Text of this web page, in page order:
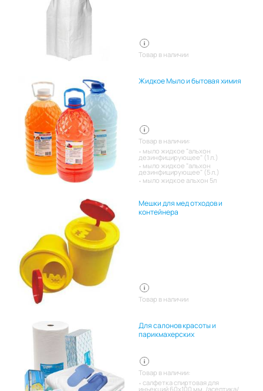
Товар в наличии
Жидкое Мыло и бытовая химия
Товар в наличии:
мыло жидкое "альхон
дезинфицирующее" (1 л.)
мыло жидкое "альхон
дезинфицирующее" (5 л.)
мыло жидкое альхон 5л
Мешки для мед отходов и
контейнера
Товар в наличии
Для салонов красоты и
парикмахерских
Товар в наличии:
салфетка спиртовая для
инъекций 60х100 мм. /асептика/